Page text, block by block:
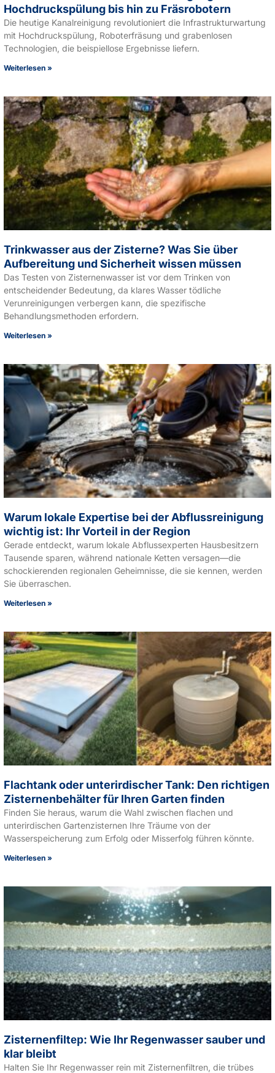
Hochdruckspülung bis hin zu Fräsrobotern
Die heutige Kanalreinigung revolutioniert die Infrastrukturwartung
mit Hochdruckspülung, Roboterfräsung und grabenlosen
Technologien, die beispiellose Ergebnisse liefern.
Weiterlesen »
Trinkwasser aus der Zisterne? Was Sie über
Aufbereitung und Sicherheit wissen müssen
Das Testen von Zisternenwasser ist vor dem Trinken von
entscheidender Bedeutung, da klares Wasser tödliche
Verunreinigungen verbergen kann, die spezifische
Behandlungsmethoden erfordern.
Weiterlesen »
Warum lokale Expertise bei der Abflussreinigung
wichtig ist: Ihr Vorteil in der Region
Gerade entdeckt, warum lokale Abflussexperten Hausbesitzern
Tausende sparen, während nationale Ketten versagen—die
schockierenden regionalen Geheimnisse, die sie kennen, werden
Sie überraschen.
Weiterlesen »
Flachtank oder unterirdischer Tank: Den richtigen
Zisternenbehälter für Ihren Garten finden
Finden Sie heraus, warum die Wahl zwischen flachen und
unterirdischen Gartenzisternen Ihre Träume von der
Wasserspeicherung zum Erfolg oder Misserfolg führen könnte.
Weiterlesen »
Zisternenfiltер: Wie Ihr Regenwasser sauber und
klar bleibt
Halten Sie Ihr Regenwasser rein mit Zisternenfiltren, die trübes